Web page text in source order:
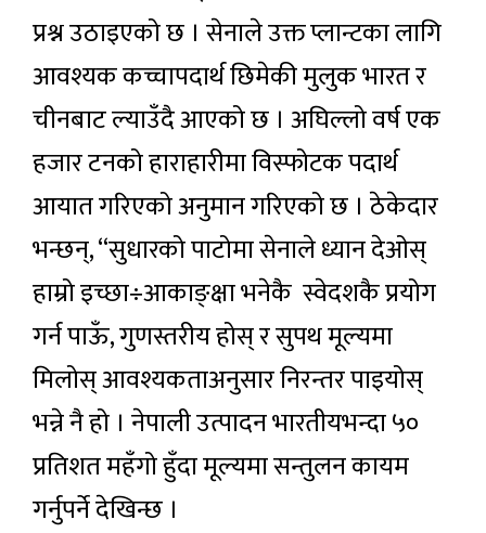
प्रश्न उठाइएको छ । सेनाले उक्त प्लान्टका लागि
आवश्यक कच्चापदार्थ छिमेकी मुलुक भारत र
चीनबाट ल्याउँदै आएको छ । अघिल्लो वर्ष एक
हजार टनको हाराहारीमा विस्फोटक पदार्थ
आयात गरिएको अनुमान गरिएको छ । ठेकेदार
भन्छन्, “सुधारको पाटोमा सेनाले ध्यान देओस्
हाम्रो इच्छा÷आकाङ्क्षा भनेकै स्वेदशकै प्रयोग
गर्न पाऊँ, गुणस्तरीय होस् र सुपथ मूल्यमा
मिलोस् आवश्यकताअनुसार निरन्तर पाइयोस्
भन्ने नै हो । नेपाली उत्पादन भारतीयभन्दा ५०
प्रतिशत महँगो हुँदा मूल्यमा सन्तुलन कायम
गर्नुपर्ने देखिन्छ ।